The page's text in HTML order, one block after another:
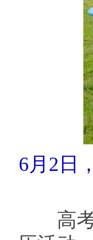
6月2日
高考